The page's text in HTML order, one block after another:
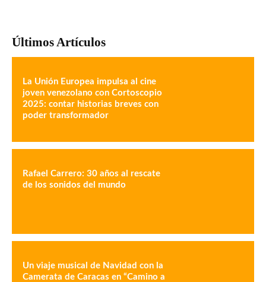
Últimos Artículos
La Unión Europea impulsa al cine
joven venezolano con Cortoscopio
2025: contar historias breves con
poder transformador
Rafael Carrero: 30 años al rescate
de los sonidos del mundo
Un viaje musical de Navidad con la
Camerata de Caracas en “Camino a